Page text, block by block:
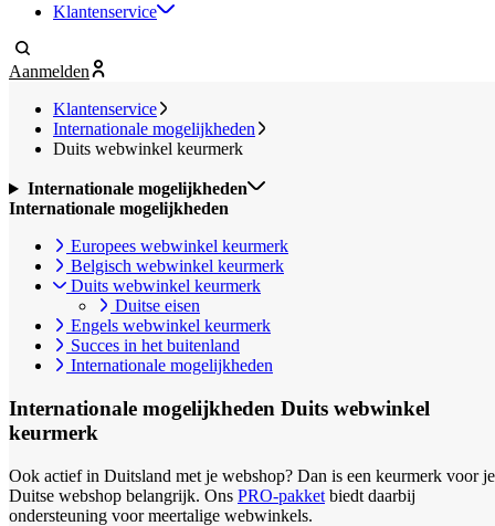
Klantenservice
Aanmelden
Klantenservice
Internationale mogelijkheden
Duits webwinkel keurmerk
Internationale mogelijkheden
Internationale mogelijkheden
Europees webwinkel keurmerk
Belgisch webwinkel keurmerk
Duits webwinkel keurmerk
Duitse eisen
Engels webwinkel keurmerk
Succes in het buitenland
Internationale mogelijkheden
Internationale mogelijkheden Duits webwinkel
keurmerk
Ook actief in Duitsland met je webshop? Dan is een keurmerk voor je
Duitse webshop belangrijk. Ons PRO-pakket biedt daarbij
ondersteuning voor meertalige webwinkels.